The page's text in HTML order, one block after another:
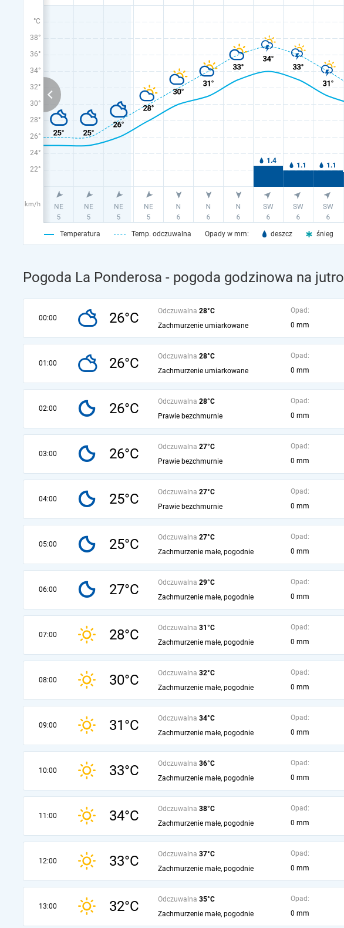
°C
38°
36°
34°
32°
30°
28°
26°
24°
22°
km/h
Temperatura Temp. odczuwalna Opady w mm: deszcz śnieg
Pogoda La Ponderosa - pogoda godzinowa na jutro
00:00 26°C Odczuwalna 28°C
Zachmurzenie umiarkowane
Opad:
0 mm
01:00 26°C Odczuwalna 28°C
Zachmurzenie umiarkowane
Opad:
0 mm
02:00 26°C Odczuwalna 28°C
Prawie bezchmurnie
Opad:
0 mm
03:00 26°C Odczuwalna 27°C
Prawie bezchmurnie
Opad:
0 mm
04:00 25°C Odczuwalna 27°C
Prawie bezchmurnie
Opad:
0 mm
05:00 25°C Odczuwalna 27°C
Zachmurzenie małe, pogodnie
Opad:
0 mm
06:00 27°C Odczuwalna 29°C
Zachmurzenie małe, pogodnie
Opad:
0 mm
07:00 28°C Odczuwalna 31°C
Zachmurzenie małe, pogodnie
Opad:
0 mm
08:00 30°C Odczuwalna 32°C
Zachmurzenie małe, pogodnie
Opad:
0 mm
09:00 31°C Odczuwalna 34°C
Zachmurzenie małe, pogodnie
Opad:
0 mm
10:00 33°C Odczuwalna 36°C
Zachmurzenie małe, pogodnie
Opad:
0 mm
11:00 34°C Odczuwalna 38°C
Zachmurzenie małe, pogodnie
Opad:
0 mm
12:00 33°C Odczuwalna 37°C
Zachmurzenie małe, pogodnie
Opad:
0 mm
13:00 32°C Odczuwalna 35°C
Zachmurzenie małe, pogodnie
Opad:
0 mm